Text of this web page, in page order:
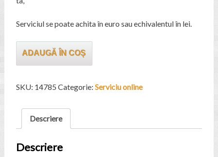
Serviciul se poate achita în euro sau echivalentul în lei.
Serviciu
ADAUGĂ ÎN COȘ
SKU: 14785 Categorie: Serviciu online
Descriere
Descriere